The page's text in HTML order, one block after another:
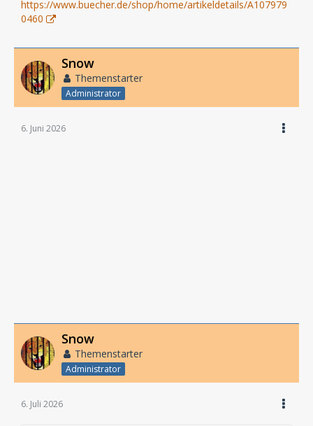
https://www.buecher.de/shop/home/artikeldetails/A107979
0460
Snow
Themenstarter
Administrator
6. Juni 2026
Snow
Themenstarter
Administrator
6. Juli 2026